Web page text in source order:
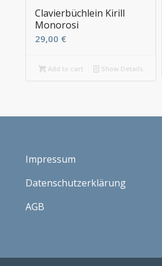
Clavierbüchlein Kirill
Monorosi
29,00 €
Add to cart Show Details
Impressum
Datenschutzerklärung
AGB